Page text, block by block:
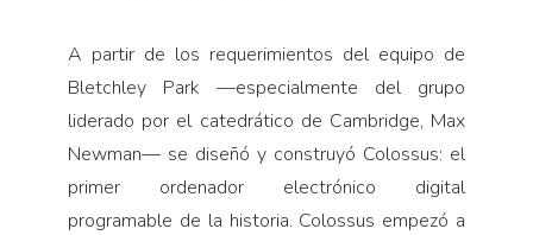
A partir de los requerimientos del equipo de
Bletchley Park —especialmente del grupo
liderado por el catedrático de Cambridge, Max
Newman— se diseñó y construyó Colossus: el
primer ordenador electrónico digital
programable de la historia. Colossus empezó a